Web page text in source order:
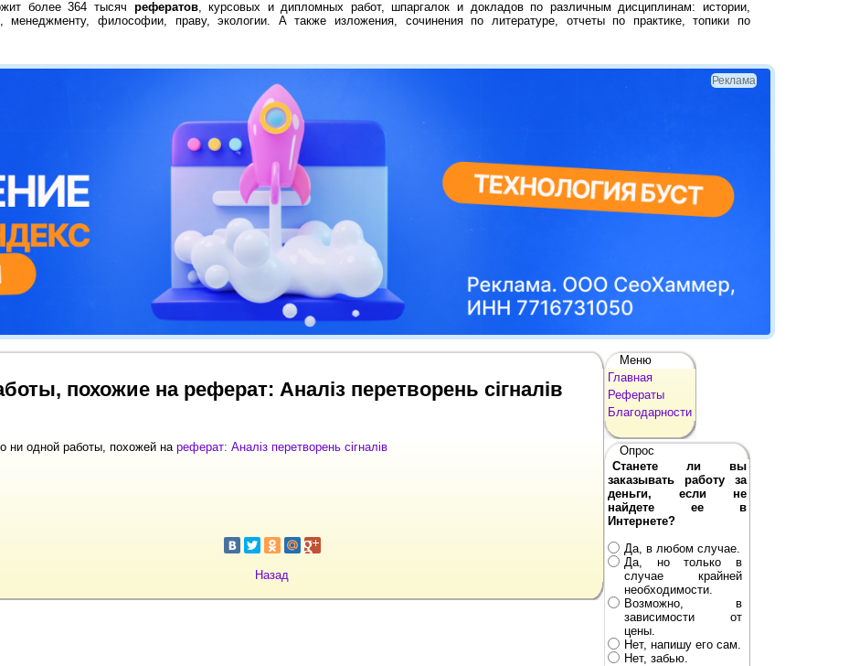
более 364 тысяч рефератов, курсовых и дипломных работ, шпаргалок и докладов по различным дисциплинам: истории,
менеджменту, философии, праву, экологии. А также изложения, сочинения по литературе, отчеты по практике, топики по
Реклама
похожие на реферат: Аналіз перетворень сігналів
ни одной работы, похожей на реферат: Аналіз перетворень сігналів
Назад
Меню
Главная
Рефераты
Благодарности
Опрос
Станете ли вы
заказывать работу за
деньги, если не
найдете ее в
Интернете?
Да, в любом случае.
Да, но только в
случае крайней
необходимости.
Возможно, в
зависимости от
цены.
Нет, напишу его сам.
Нет, забью.